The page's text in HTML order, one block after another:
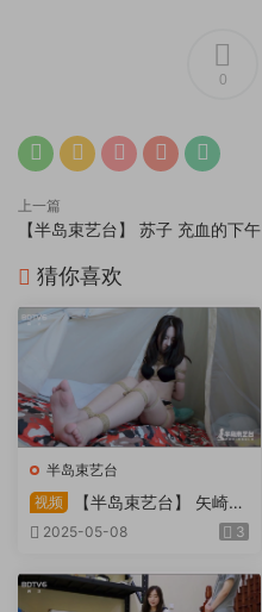
0
上一篇
【半岛束艺台】 苏子 充血的下午
猜你喜欢
半岛束艺台
视频
【半岛束艺台】 矢崎
物业为您服务
2025-05-08 3